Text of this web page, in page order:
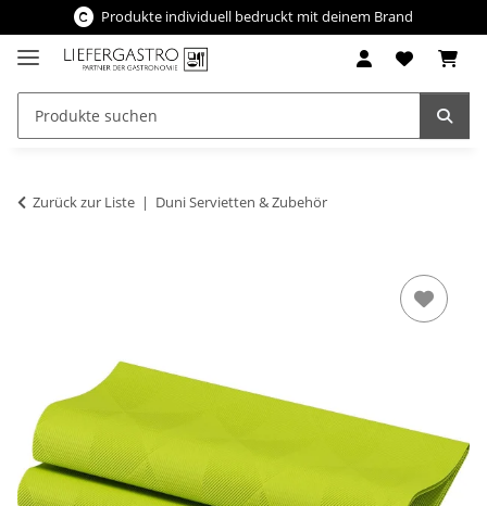
Produkte individuell bedruckt mit deinem Brand
Zurück zur Liste Duni Servietten & Zubehör